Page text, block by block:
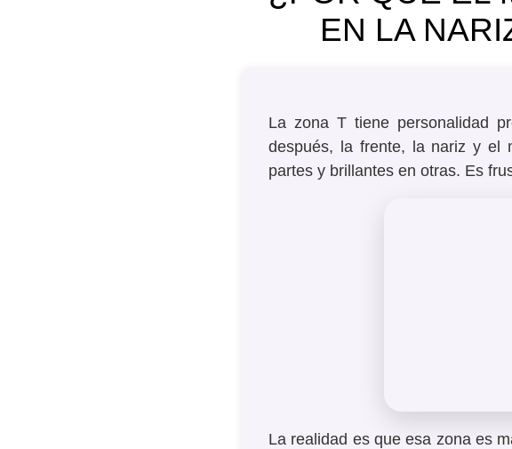
EN LA
La zona T tiene personalidad
después, la frente, la nariz y el
partes y brillantes en otras. Es
La realidad es que esa zona es